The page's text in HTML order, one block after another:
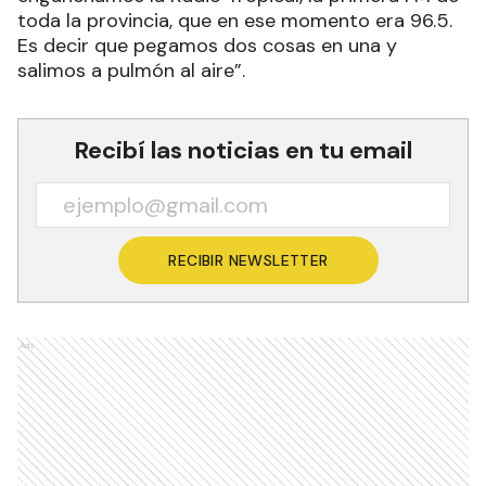
toda la provincia, que en ese momento era 96.5.
Es decir que pegamos dos cosas en una y
salimos a pulmón al aire”.
Recibí las noticias en tu email
RECIBIR NEWSLETTER
Ads